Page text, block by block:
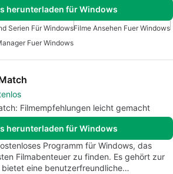
herunterladen für Windows
Serien Für WindowsFilme Ansehen Fuer Windows
Fuer Windows
Filmempfehlungen leicht gemacht
herunterladen für Windows
Programm für Windows, das
Filmabenteuer zu finden. Es gehört zur
eine benutzerfreundliche…